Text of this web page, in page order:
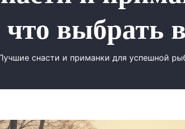
выбрать
снасти и приманки для успешной